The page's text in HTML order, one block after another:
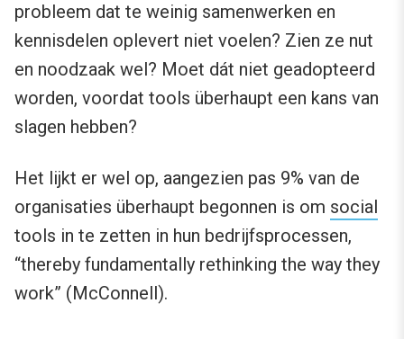
probleem dat te weinig samenwerken en
kennisdelen oplevert niet voelen? Zien ze nut
en noodzaak wel? Moet dát niet geadopteerd
worden, voordat tools überhaupt een kans van
slagen hebben?
Het lijkt er wel op, aangezien pas 9% van de
organisaties überhaupt begonnen is om social
tools in te zetten in hun bedrijfsprocessen,
“thereby fundamentally rethinking the way they
work” (McConnell).